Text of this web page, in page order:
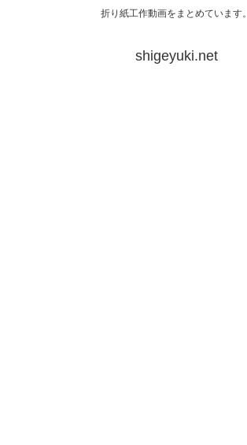
折り紙工作動画をまとめています。
shigeyuki.net